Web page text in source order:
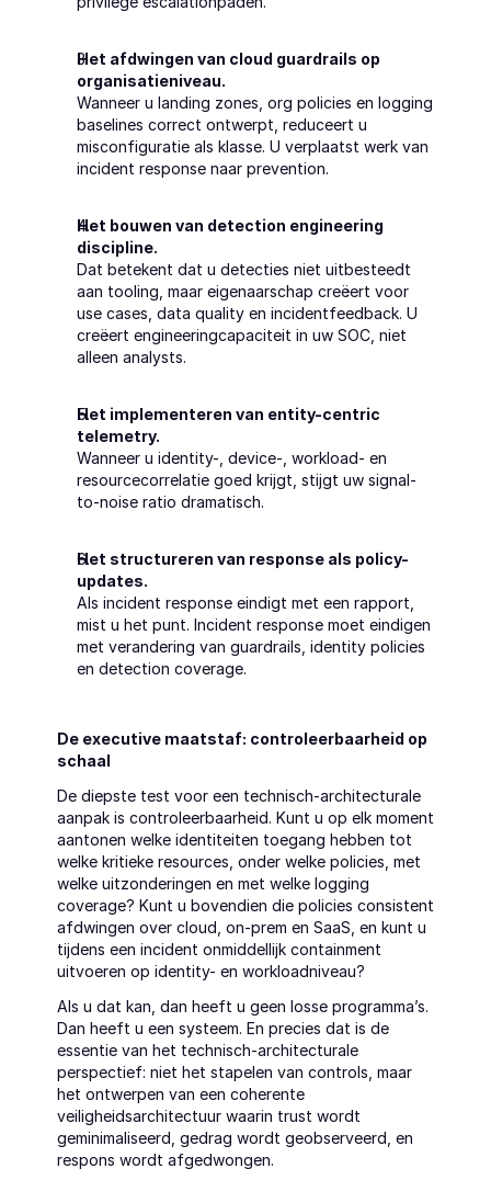
Het afdwingen van cloud guardrails op
organisatieniveau.
Wanneer u landing zones, org policies en logging
baselines correct ontwerpt, reduceert u
misconfiguratie als klasse. U verplaatst werk van
incident response naar prevention.
Het bouwen van detection engineering
discipline.
Dat betekent dat u detecties niet uitbesteedt
aan tooling, maar eigenaarschap creëert voor
use cases, data quality en incidentfeedback. U
creëert engineeringcapaciteit in uw SOC, niet
alleen analysts.
Het implementeren van entity-centric
telemetry.
Wanneer u identity-, device-, workload- en
resourcecorrelatie goed krijgt, stijgt uw signal-
to-noise ratio dramatisch.
Het structureren van response als policy-
updates.
Als incident response eindigt met een rapport,
mist u het punt. Incident response moet eindigen
met verandering van guardrails, identity policies
en detection coverage.
De executive maatstaf: controleerbaarheid op
schaal
De diepste test voor een technisch-architecturale
aanpak is controleerbaarheid. Kunt u op elk moment
aantonen welke identiteiten toegang hebben tot
welke kritieke resources, onder welke policies, met
welke uitzonderingen en met welke logging
coverage? Kunt u bovendien die policies consistent
afdwingen over cloud, on-prem en SaaS, en kunt u
tijdens een incident onmiddellijk containment
uitvoeren op identity- en workloadniveau?
Als u dat kan, dan heeft u geen losse programma’s.
Dan heeft u een systeem. En precies dat is de
essentie van het technisch-architecturale
perspectief: niet het stapelen van controls, maar
het ontwerpen van een coherente
veiligheidsarchitectuur waarin trust wordt
geminimaliseerd, gedrag wordt geobserveerd, en
respons wordt afgedwongen.